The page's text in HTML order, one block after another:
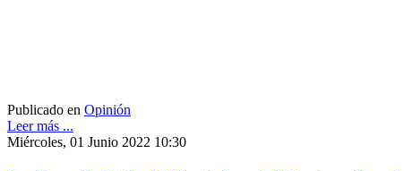
Publicado en Opinión
Leer más ...
Miércoles, 01 Junio 2022 10:30